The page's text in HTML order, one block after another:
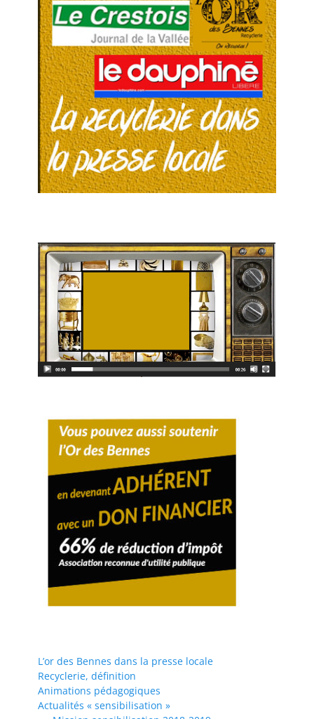
L’or des Bennes dans la presse locale
Recyclerie, définition
Animations pédagogiques
Actualités « sensibilisation »